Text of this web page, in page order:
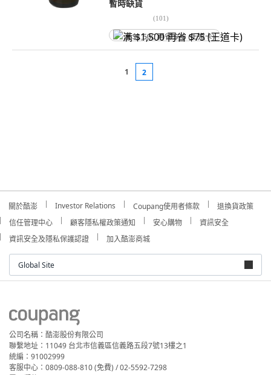
暫時缺貨
(101)
满 $1,500 再省 $75 (王道卡)
1 2
關於酷澎 Investor Relations Coupang使用者條款
退換貨政策
信任管理中心
顧客隱私權政策通知 安心購物
資訊安全
資訊安全及隱私保護認證
加入酷澎商城
Global Site
公司名稱：酷澎股份有限公司
聯繫地址：11049 台北市信義區信義路五段7號13樓之1
統編：91002999
客服中心：0809-088-810 (免費) / 02-5592-7298